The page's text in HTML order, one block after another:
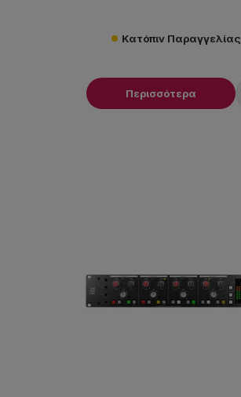
Κατόπιν Παραγγελίας
Περισσότερα